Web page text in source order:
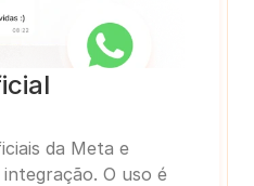
da Meta e
O uso é